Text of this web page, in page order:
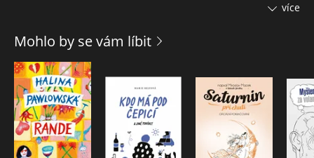
vtipů se dozvíte všechno o sexuálním životě nacistických
se naopak tolerovalo ve středověkém Japonsku, jak se
plánuje nejhorší dovolená v historii, jestli měli vojáci
Wehrmachtu skutečně piko v čokošce a kde se doopravdy
vzala Barbie. Takže se přestaňte vrtět, natáhněte přezůvky a
vytáhněte sešity, začíná Hodina dějepichu.
více
Mohlo by se vám líbit